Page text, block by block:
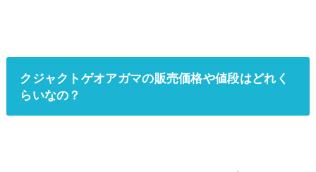
クジャクトゲオアガマの販売価格や値段はどれく
らいなの？